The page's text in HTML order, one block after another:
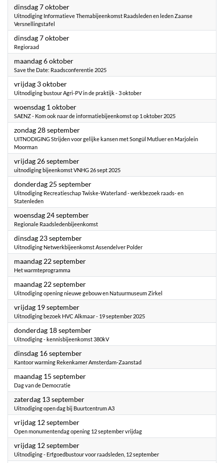
dinsdag 7 oktober2025
Uitnodiging Informatieve Themabijeenkomst Raadsleden en leden Zaanse
Versnellingstafel
dinsdag 7 oktober2025
Regioraad
maandag 6 oktober2025
Save the Date: Raadsconferentie 2025
vrijdag 3 oktober2025
Uitnodiging bustour Agri-PV in de praktijk - 3 oktober
woensdag 1 oktober2025
SAENZ - Kom ook naar de informatiebijeenkomst op 1 oktober 2025
zondag 28 september2025
UITNODIGING Strijden voor gelijke kansen met Songül Mutluer en Marjolein
Moorman
vrijdag 26 september2025
uitnodiging bijeenkomst VNHG 26 sept 2025
donderdag 25 september2025
Uitnodiging Recreatieschap Twiske-Waterland - werkbezoek raads- en
Statenleden
woensdag 24 september2025
Regionale Raadsledenbijeenkomst
dinsdag 23 september2025
Uitnodiging Netwerkbijeenkomst Assendelver Polder
maandag 22 september2025
Het warmteprogramma
maandag 22 september2025
Uitnodiging opening nieuwe gebouw en Natuurmuseum Zirkel
vrijdag 19 september2025
Uitnodiging bezoek HVC Alkmaar - 19 september 2025
donderdag 18 september2025
Uitnodiging - kennisbijeenkomst 380kV
dinsdag 16 september2025
Kantoor warming Rekenkamer Amsterdam-Zaanstad
maandag 15 september2025
Dag van de Democratie
zaterdag 13 september2025
Uitnodiging open dag bij Buurtcentrum A3
vrijdag 12 september2025
Open monumentendag opening 12 september vrijdag
vrijdag 12 september2025
Uitnodiging - Erfgoedbustour voor raadsleden, 12 september